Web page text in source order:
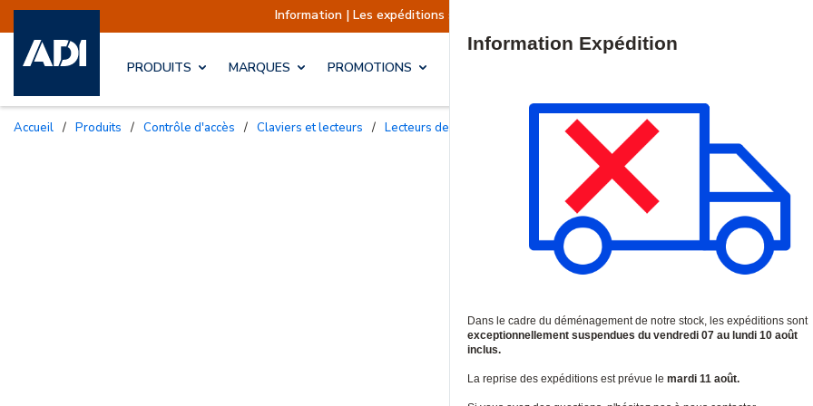
Information | Les expéditions sont actuellement suspendues Reprise prévue
PRODUITS MARQUES PROMOTIONS
Accueil / Produits / Contrôle d'accès / Claviers et lecteurs / Lecteurs de badges Smart